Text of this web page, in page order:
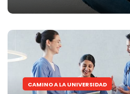
CAMINO A LA UNIVERSIDAD